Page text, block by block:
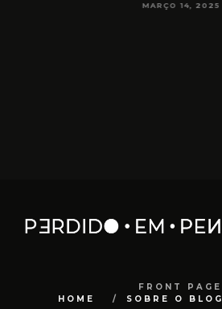
MARÇO 14, 2025
FRONT PAGE
HOME
SOBRE O BLOG